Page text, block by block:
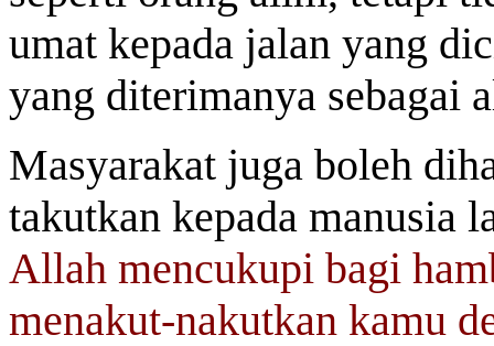
umat kepada jalan yang
yang diterimanya sebagai
Masyarakat juga boleh
takutkan kepada manusia
Allah mencukupi bagi
menakut-nakutkan kamu